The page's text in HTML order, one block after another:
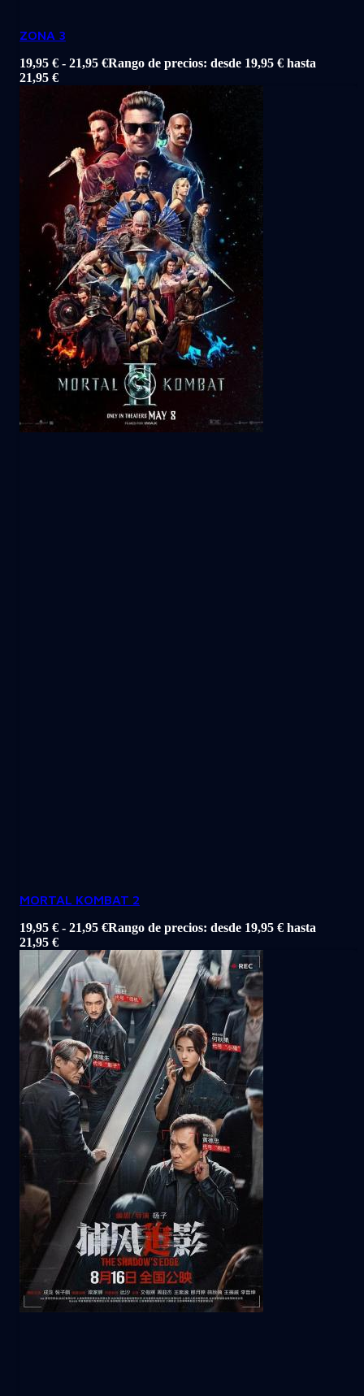
ZONA 3
19,95 € - 21,95 €Rango de precios: desde 19,95 € hasta
21,95 €
MORTAL KOMBAT 2
19,95 € - 21,95 €Rango de precios: desde 19,95 € hasta
21,95 €